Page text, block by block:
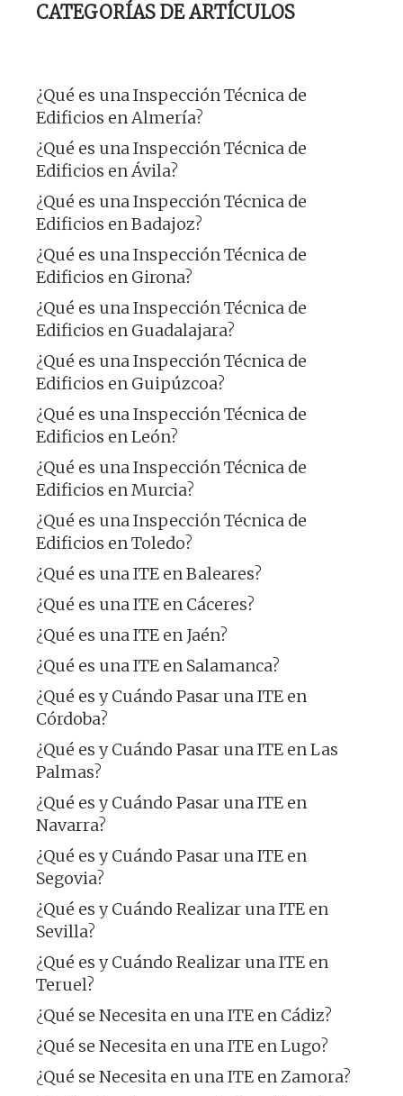
CATEGORÍAS DE ARTÍCULOS
¿Qué es una Inspección Técnica de
Edificios en Almería?
¿Qué es una Inspección Técnica de
Edificios en Ávila?
¿Qué es una Inspección Técnica de
Edificios en Badajoz?
¿Qué es una Inspección Técnica de
Edificios en Girona?
¿Qué es una Inspección Técnica de
Edificios en Guadalajara?
¿Qué es una Inspección Técnica de
Edificios en Guipúzcoa?
¿Qué es una Inspección Técnica de
Edificios en León?
¿Qué es una Inspección Técnica de
Edificios en Murcia?
¿Qué es una Inspección Técnica de
Edificios en Toledo?
¿Qué es una ITE en Baleares?
¿Qué es una ITE en Cáceres?
¿Qué es una ITE en Jaén?
¿Qué es una ITE en Salamanca?
¿Qué es y Cuándo Pasar una ITE en
Córdoba?
¿Qué es y Cuándo Pasar una ITE en Las
Palmas?
¿Qué es y Cuándo Pasar una ITE en
Navarra?
¿Qué es y Cuándo Pasar una ITE en
Segovia?
¿Qué es y Cuándo Realizar una ITE en
Sevilla?
¿Qué es y Cuándo Realizar una ITE en
Teruel?
¿Qué se Necesita en una ITE en Cádiz?
¿Qué se Necesita en una ITE en Lugo?
¿Qué se Necesita en una ITE en Zamora?